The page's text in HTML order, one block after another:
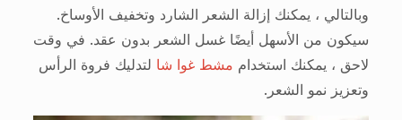
وبالتالي ، يمكنك إزالة الشعر الشارد وتخفيف الأوساخ.
سيكون من الأسهل أيضًا غسل الشعر بدون عقد. في وقت
لاحق ، يمكنك استخدام مشط غوا شا لتدليك فروة الرأس
وتعزيز نمو الشعر.